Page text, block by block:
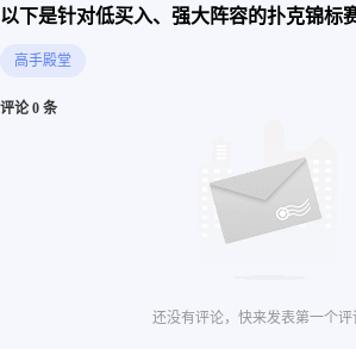
以下是针对低买入、强大阵容的扑克锦标
高手殿堂
评论 0 条
还没有评论，快来发表第一个评